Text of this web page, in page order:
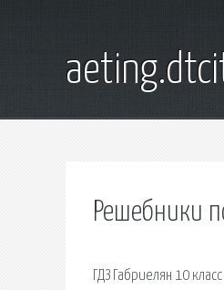
Решебники
ГДЗ Габриелян 10